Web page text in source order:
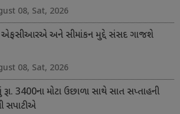
08, Sat, 2026
અને સીમાંકન મુદ્દે સંસદ ગાજશે
08, Sat, 2026
રૂા. 3400ના મોટા ઉછાળા સાથે સાત સપ્તાહની
સપાટીએ